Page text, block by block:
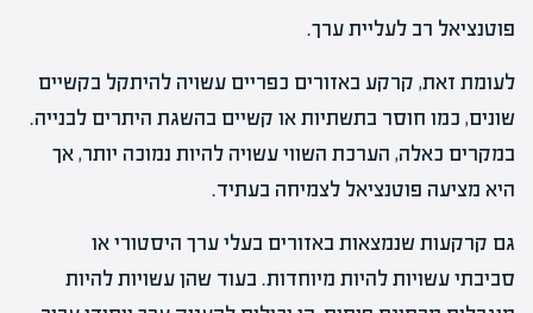
פוטנציאל רב לעליית ערך.
לעומת זאת, קרקע באזורים כפריים עשויה להיתקל בקשיים
שונים, כמו חוסר בתשתיות או קשיים בהשגת היתרים לבנייה.
במקרים כאלה, הערכת השווי עשויה להיות נמוכה יותר, אך
היא מציעה פוטנציאל לצמיחה בעתיד.
גם קרקעות שנמצאות באזורים בעלי ערך היסטורי או
סביבתי עשויות להיות מיוחדות. בעוד שהן עשויות להיות